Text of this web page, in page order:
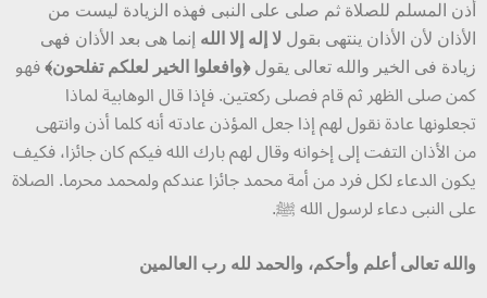
أذن المسلم للصلاة ثم صلى على النبى فهذه الزيادة ليست من
الأذان لأن الأذان ينتهى بقول لا إله إلا الله إنما هى بعد الأذان فهى
زيادة فى الخير والله تعالى يقول﴿وافعلوا الخير لعلكم تفلحون﴾ فهو
كمن صلى الظهر ثم قام فصلى ركعتين. فإذا قال الوهابية لماذا
تجعلونها عادة نقول لهم إذا جعل المؤذن عادته أنه كلما أذن وانتهى
من الأذان التفت إلى إخوانه وقال لهم بارك الله فيكم كان جائزا، فكيف
يكون الدعاء لكل فرد من أمة محمد جائزا عندكم ولمحمد محرما. الصلاة
على النبى دعاء لرسول الله ﷺ.
والله تعالى أعلم وأحكم، والحمد لله رب العالمين